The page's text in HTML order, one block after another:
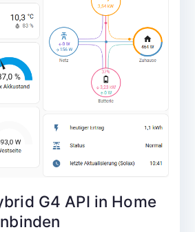
G4 API in Home